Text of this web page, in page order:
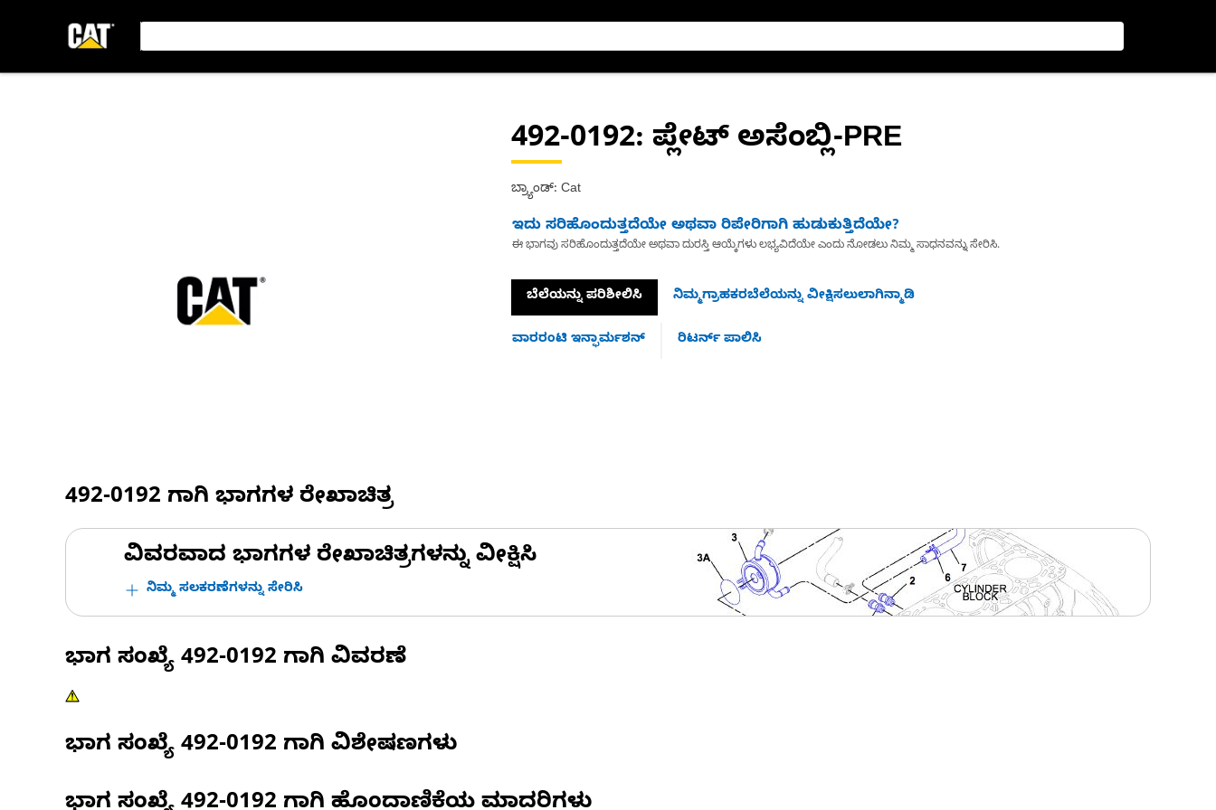
492-0192: ಪ್ಲೇಟ್ ಅಸೆಂಬ್ಲಿ-PRE
ಬ್ರ್ಯಾಂಡ್: Cat
ಇದು ಸರಿಹೊಂದುತ್ತದೆಯೇ ಅಥವಾ ರಿಪೇರಿಗಾಗಿ ಹುಡುಕುತ್ತಿದೆಯೇ?
ಈ ಭಾಗವು ಸರಿಹೊಂದುತ್ತದೆಯೇ ಅಥವಾ ದುರಸ್ತಿ ಆಯ್ಕೆಗಳು ಲಭ್ಯವಿದೆಯೇ ಎಂದು ನೋಡಲು ನಿಮ್ಮ ಸಾಧನವನ್ನು ಸೇರಿಸಿ.
ಬೆಲೆಯನ್ನು ಪರಿಶೀಲಿಸಿ ನಿಮ್ಮಗ್ರಾಹಕರಬೆಲೆಯನ್ನು ವೀಕ್ಷಿಸಲುಲಾಗಿನ್ಮಾಡಿ
ವಾರರಂಟಿ ಇನ್ಫಾರ್ಮಶನ್ ರಿಟರ್ನ್ ಪಾಲಿಸಿ
492-0192 ಗಾಗಿ ಭಾಗಗಳ ರೇಖಾಚಿತ್ರ
ವಿವರವಾದ ಭಾಗಗಳ ರೇಖಾಚಿತ್ರಗಳನ್ನು ವೀಕ್ಷಿಸಿ
ನಿಮ್ಮ ಸಲಕರಣೆಗಳನ್ನು ಸೇರಿಸಿ
ಭಾಗ ಸಂಖ್ಯೆ 492-0192 ಗಾಗಿ ವಿವರಣೆ
ಭಾಗ ಸಂಖ್ಯೆ 492-0192 ಗಾಗಿ ವಿಶೇಷಣಗಳು